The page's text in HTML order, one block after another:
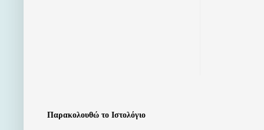
Παρακολουθώ το Ιστολόγιο